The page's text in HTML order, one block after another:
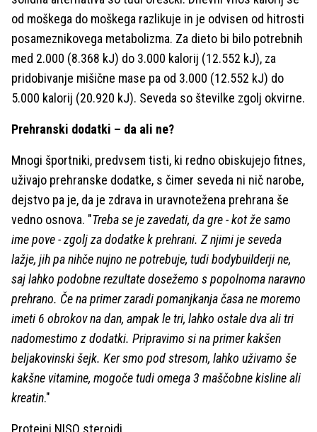
od moškega do moškega razlikuje in je odvisen od hitrosti
posameznikovega metabolizma. Za dieto bi bilo potrebnih
med 2.000 (8.368 kJ) do 3.000 kalorij (12.552 kJ), za
pridobivanje mišične mase pa od 3.000 (12.552 kJ) do
5.000 kalorij (20.920 kJ). Seveda so številke zgolj okvirne.
Prehranski dodatki – da ali ne?
Mnogi športniki, predvsem tisti, ki redno obiskujejo fitnes,
uživajo prehranske dodatke, s čimer seveda ni nič narobe,
dejstvo pa je, da je zdrava in uravnotežena prehrana še
vedno osnova. "Treba se je zavedati, da gre - kot že samo
ime pove - zgolj za dodatke k prehrani. Z njimi je seveda
lažje, jih pa nihče nujno ne potrebuje, tudi bodybuilderji ne,
saj lahko podobne rezultate dosežemo s popolnoma naravno
prehrano. Če na primer zaradi pomanjkanja časa ne moremo
imeti 6 obrokov na dan, ampak le tri, lahko ostale dva ali tri
nadomestimo z dodatki. Pripravimo si na primer kakšen
beljakovinski šejk. Ker smo pod stresom, lahko uživamo še
kakšne vitamine, mogoče tudi omega 3 maščobne kisline ali
kreatin."
Proteini NISO steroidi